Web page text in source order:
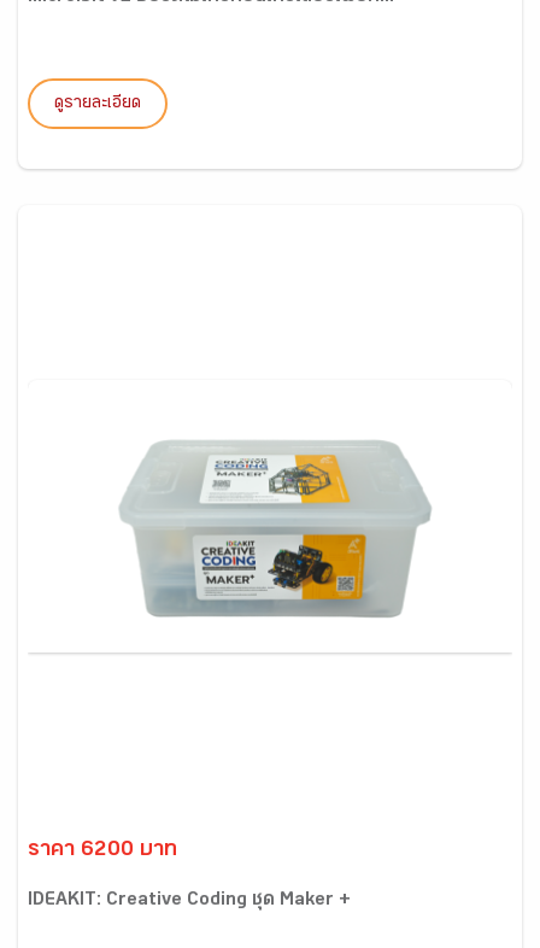
ดูรายละเอียด
ราคา 6200 บาท
IDEAKIT: Creative Coding ชุด Maker +